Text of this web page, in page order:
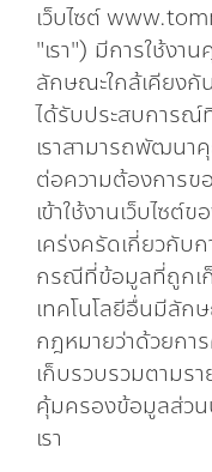
เว็บไซต์
"เรา") มีการใช้งา
ลักษณะใกล้เคียงกั
ได้รับประสบการณ์
เราสามารถพัฒน
ต่อความต้องการข
เข้าใช้งานเว็บไซต์
เคร่งครัดเกี่ยวกับ
กรณีที่ข้อมูลที่ถูกเ
เทคโนโลยีอื่นมีลั
กฎหมายว่าด้วยกา
เก็บรวบรวมตามร
คุ้มครองข้อมูลส่ว
เรา